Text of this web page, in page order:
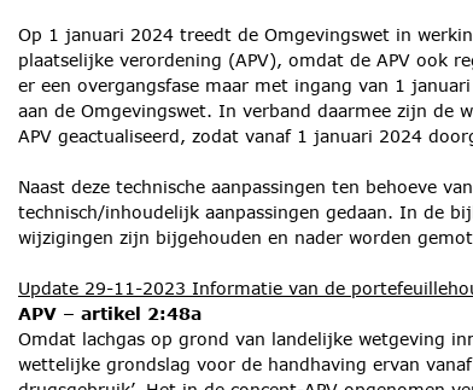
Op 1 januari 2024 treedt de Omgevingswet in
plaatselijke verordening (APV), omdat de APV ook
er een overgangsfase maar met ingang van 1
aan de Omgevingswet. In verband daarmee zijn de
APV geactualiseerd, zodat vanaf 1 januari 2024
Naast deze technische aanpassingen ten behoeve
technisch/inhoudelijk aanpassingen gedaan. In de
wijzigingen zijn bijgehouden en nader worden
Update 29-11-2023 Informatie van de
APV – artikel 2:48a
Omdat lachgas op grond van landelijke wetgeving
wettelijke grondslag voor de handhaving ervan